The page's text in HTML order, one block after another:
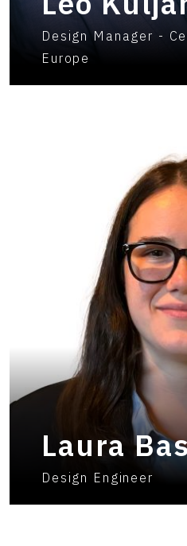
Design Manager -
Europe
Laura
Design Engineer